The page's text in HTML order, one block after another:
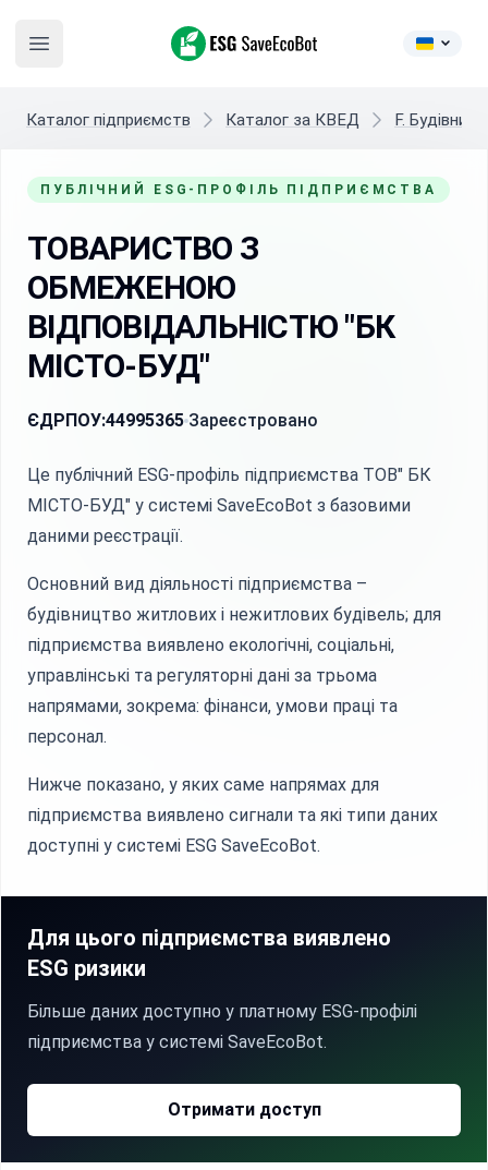
Open main menu
ESG SaveEcoBot
Каталог підприємств Каталог за КВЕД F.
ПУБЛІЧНИЙ ESG-ПРОФІЛЬ ПІДПРИЄМСТВА
ТОВАРИСТВО З
ОБМЕЖЕНОЮ
ВІДПОВІДАЛЬНІСТЮ "БК
МІСТО-БУД"
ЄДРПОУ:44995365 Зареєстровано
Це публічний ESG-профіль підприємства ТОВ" БК
МІСТО-БУД" у системі SaveEcoBot з базовими
даними реєстрації.
Основний вид діяльності підприємства –
будівництво житлових і нежитлових будівель; для
підприємства виявлено екологічні, соціальні,
управлінські та регуляторні дані за трьома
напрямами, зокрема: фінанси, умови праці та
персонал.
Нижче показано, у яких саме напрямах для
підприємства виявлено сигнали та які типи даних
доступні у системі ESG SaveEcoBot.
Для цього підприємства виявлено
ESG ризики
Більше даних доступно у платному ESG-профілі
підприємства у системі SaveEcoBot.
Отримати доступ